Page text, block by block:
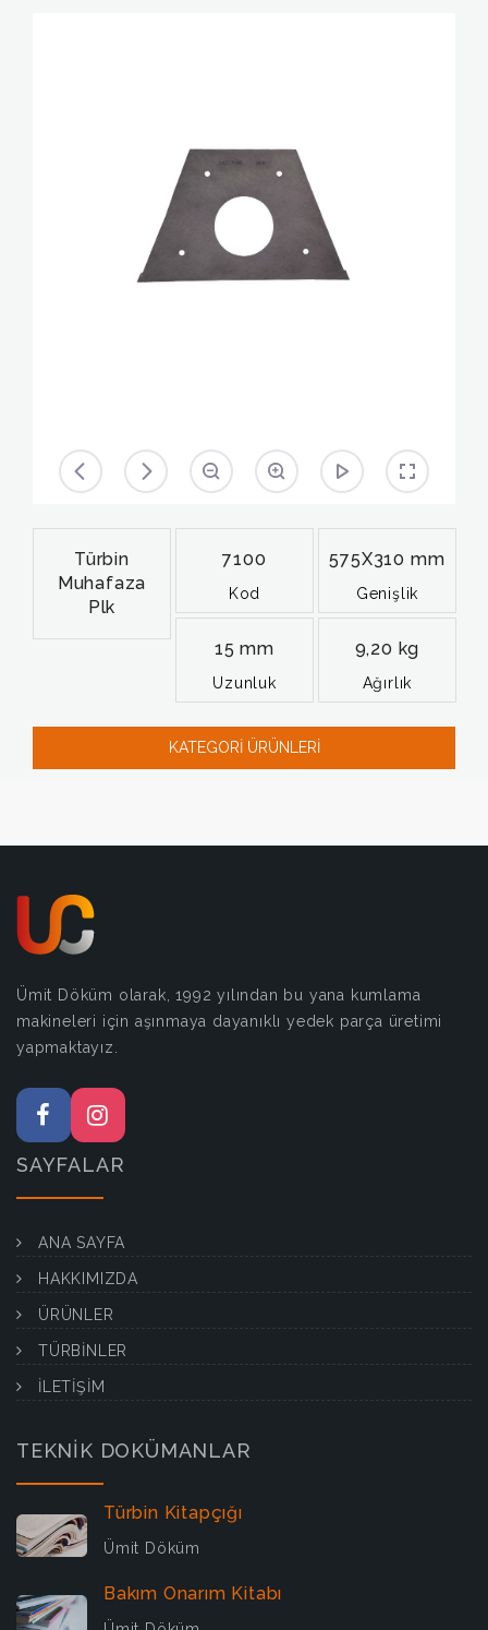
Türbin
Muhafaza
Plk
7100
Kod
575X310 mm
Genişlik
15 mm
Uzunluk
9,20 kg
Ağırlık
KATEGORİ ÜRÜNLERİ
Ümit Döküm olarak, 1992 yılından bu yana kumlama
makineleri için aşınmaya dayanıklı yedek parça üretimi
yapmaktayız.
SAYFALAR
ANA SAYFA
HAKKIMIZDA
ÜRÜNLER
TÜRBİNLER
İLETİŞİM
TEKNİK DOKÜMANLAR
Türbin Kitapçığı
Ümit Döküm
Bakım Onarım Kitabı